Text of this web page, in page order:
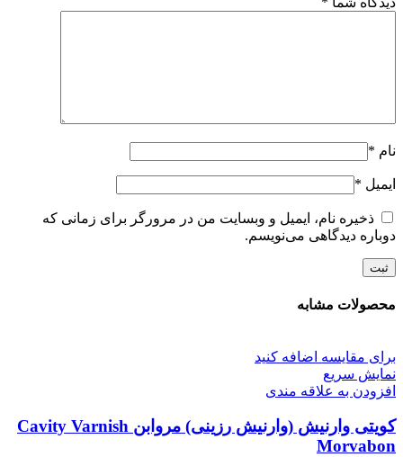
نام *
ایمیل *
ذخیره نام، ایمیل و وبسایت من در مرورگر برای زمانی که
دوباره دیدگاهی می‌نویسم.
محصولات مشابه
برای مقایسه اضافه کنید
نمایش سریع
افزودن به علاقه مندی
کویتی وارنیش (وارنیش رزینی) مروابن Cavity Varnish
Morvabon